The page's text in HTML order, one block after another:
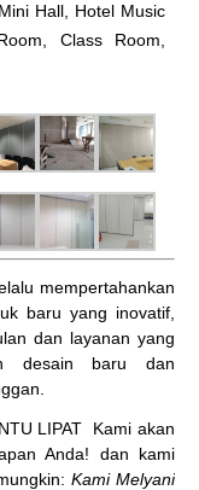
Hall, Hotel Music
Class Room,
mempertahankan
baru yang inovatif,
dan layanan yang
desain baru dan
LIPAT
Kami akan
Anda! dan kami
Kami Melyani